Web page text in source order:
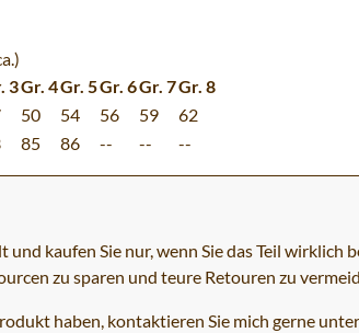
3Gr. 4Gr. 5Gr. 6Gr. 7Gr. 8
50 54 56 59
62
85 86 -- -- --
und kaufen Sie nur, wenn Sie das Teil wirklich
zu sparen und teure Retouren zu
haben, kontaktieren Sie mich gerne unter